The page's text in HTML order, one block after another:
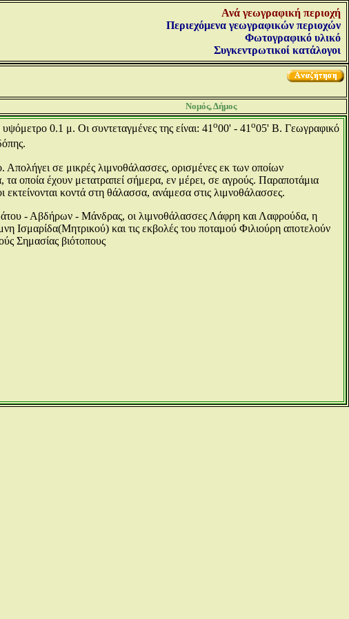
Ανά γεωγραφική περιοχή
Περιεχόμενα γεωγραφικών περιοχών
Φωτογραφικό υλικό
Συγκεντρωτικοί κατάλογοι
Νομός, Δήμος
0.1 μ. Οι συντεταγμένες της είναι: 41 ο00' - 41 ο05' Β. Γεωγραφικό
σε μικρές λιμνοθάλασσες, ορισμένες εκ των οποίων
οποία έχουν μετατραπεί σήμερα, εν μέρει, σε αγρούς. Παραποτάμια
κοντά στη θάλασσα, ανάμεσα στις λιμνοθάλασσες.
- Αβδήρων - Μάνδρας, οι λιμνοθάλασσες Λάφρη και Λαφρούδα, η
και τις εκβολές του ποταμού Φιλιούρη αποτελούν
Σημασίας βιότοπους